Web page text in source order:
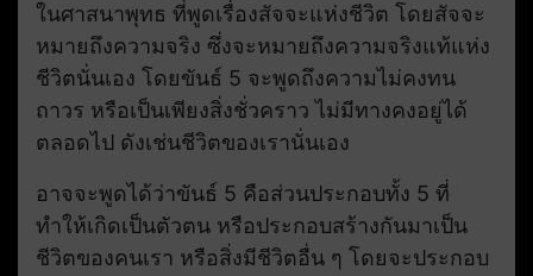
ในศาสนาพุทธ ที่พูดเรื่องสัจจะแห่งชีวิต โดยสัจจะ
หมายถึงความจริง ซึ่งจะหมายถึงความจริงแท้แห่ง
ชีวิตนั่นเอง โดยขันธ์ 5 จะพูดถึงความไม่คงทน
ถาวร หรือเป็นเพียงสิ่งชั่วคราว ไม่มีทางคงอยู่ได้
ตลอดไป ดังเช่นชีวิตของเรานั่นเอง
อาจจะพูดได้ว่าขันธ์ 5 คือส่วนประกอบทั้ง 5 ที่
ทำให้เกิดเป็นตัวตน หรือประกอบสร้างกันมาเป็น
ชีวิตของคนเรา หรือสิ่งมีชีวิตอื่น ๆ โดยจะประกอบ